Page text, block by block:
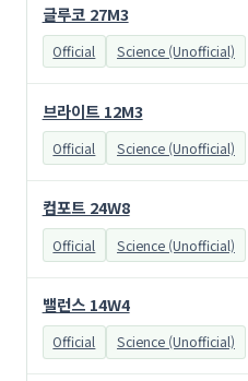
글루코 27M3
Official Science (Unofficial)
브라이트 12M3
Official Science (Unofficial)
컴포트 24W8
Official Science (Unofficial)
밸런스 14W4
Official Science (Unofficial)